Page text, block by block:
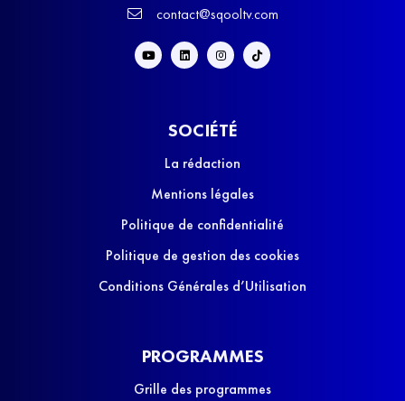
contact@sqooltv.com
SOCIÉTÉ
La rédaction
Mentions légales
Politique de confidentialité
Politique de gestion des cookies
Conditions Générales d’Utilisation
PROGRAMMES
Grille des programmes